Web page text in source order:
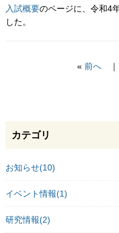
入試概要のページに、令和4
した。
« 前へ
カテゴリ
お知らせ(10)
イベント情報(1)
研究情報(2)